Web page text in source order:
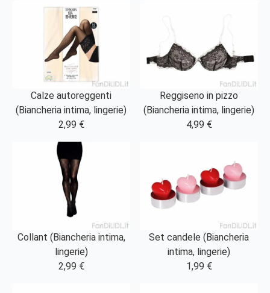
Calze autoreggenti
(Biancheria intima, lingerie)
2,99 €
Reggiseno in pizzo
(Biancheria intima, lingerie)
4,99 €
Collant (Biancheria intima,
lingerie)
2,99 €
Set candele (Biancheria
intima, lingerie)
1,99 €